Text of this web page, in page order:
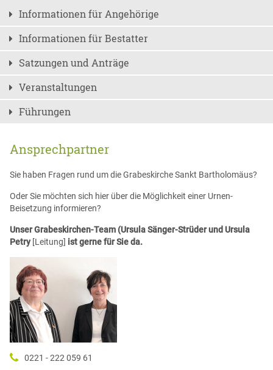
Informationen für Angehörige
Informationen für Bestatter
Satzungen und Anträge
Veranstaltungen
Führungen
Ansprechpartner
Sie haben Fragen rund um die Grabeskirche Sankt Bartholomäus?
Oder Sie möchten sich hier über die Möglichkeit einer Urnen-
Beisetzung informieren?
Unser Grabeskirchen-Team (Ursula Sänger-Strüder und Ursula
Petry[Leitung] ist gerne für Sie da.
0221 - 222 059 61